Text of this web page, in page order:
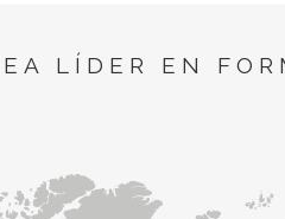
LÍDER EN